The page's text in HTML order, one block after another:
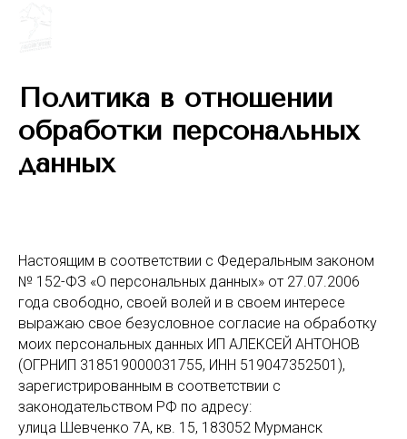
Политика в отношении
обработки персональных
данных
Настоящим в соответствии с Федеральным законом
№ 152-ФЗ «О персональных данных» от 27.07.2006
года свободно, своей волей и в своем интересе
выражаю свое безусловное согласие на обработку
моих персональных данных ИП АЛЕКСЕЙ АНТОНОВ
(ОГРНИП 318519000031755, ИНН 519047352501),
зарегистрированным в соответствии с
законодательством РФ по адресу:
улица Шевченко 7А, кв. 15, 183052 Мурманск